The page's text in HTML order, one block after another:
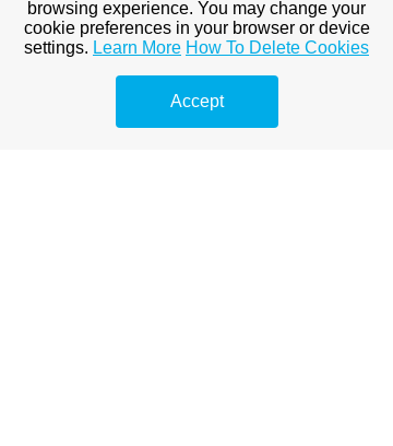
© Copyright Marketing de Buscadores
browsing experience. You may change your
cookie preferences in your browser or device
settings. Learn More How To Delete Cookies
Accept